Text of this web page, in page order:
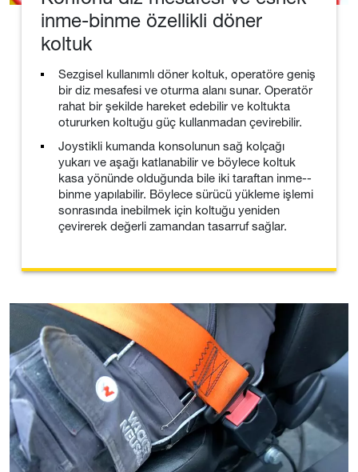
inme-binme özellikli döner
koltuk
Sezgisel kullanımlı döner koltuk, operatöre geniş
bir diz mesafesi ve oturma alanı sunar. Operatör
rahat bir şekilde hareket edebilir ve koltukta
otururken koltuğu güç kullanmadan çevirebilir.
Joystikli kumanda konsolunun sağ kolçağı
yukarı ve aşağı katlanabilir ve böylece koltuk
kasa yönünde olduğunda bile iki taraftan inme--
binme yapılabilir. Böylece sürücü yükleme işlemi
sonrasında inebilmek için koltuğu yeniden
çevirerek değerli zamandan tasarruf sağlar.